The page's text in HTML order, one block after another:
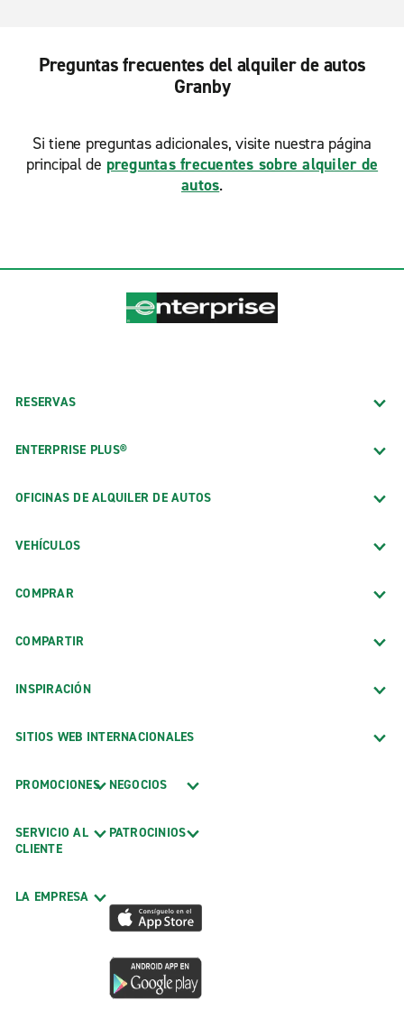
Preguntas frecuentes del alquiler de autos
Granby
Si tiene preguntas adicionales, visite nuestra página
principal de preguntas frecuentes sobre alquiler de
autos.
RESERVAS
ENTERPRISE PLUS®
OFICINAS DE ALQUILER DE AUTOS
VEHÍCULOS
COMPRAR
COMPARTIR
INSPIRACIÓN
SITIOS WEB INTERNACIONALES
PROMOCIONES
SERVICIO AL
CLIENTE
LA EMPRESA
NEGOCIOS
PATROCINIOS